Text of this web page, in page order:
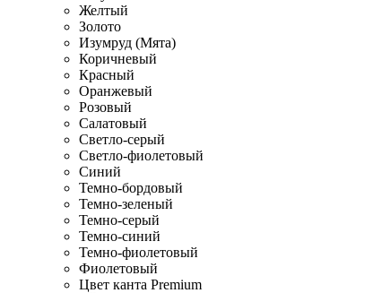
Желтый
Золото
Изумруд (Мята)
Коричневый
Красный
Оранжевый
Розовый
Салатовый
Светло-серый
Светло-фиолетовый
Синий
Темно-бордовый
Темно-зеленый
Темно-серый
Темно-синий
Темно-фиолетовый
Фиолетовый
Цвет канта Premium